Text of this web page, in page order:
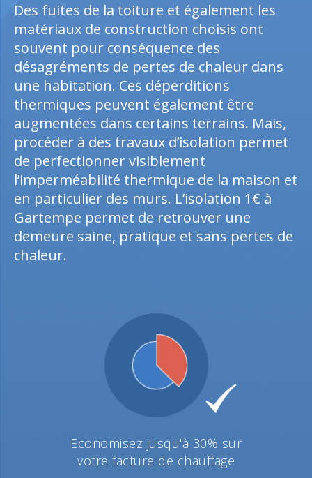
Des fuites de la toiture et également les
matériaux de construction choisis ont
souvent pour conséquence des
désagréments de pertes de chaleur dans
une habitation. Ces déperditions
thermiques peuvent également être
augmentées dans certains terrains. Mais,
procéder à des travaux d’isolation permet
de perfectionner visiblement
l’imperméabilité thermique de la maison et
en particulier des murs. L’isolation 1€ à
Gartempe permet de retrouver une
demeure saine, pratique et sans pertes de
chaleur.
Economisez jusqu'à 30% sur
votre facture de chauffage